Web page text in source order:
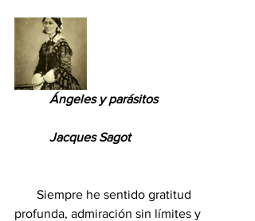
Ángeles y parásitos
           Jacques Sagot
profunda, admiración sin límites y